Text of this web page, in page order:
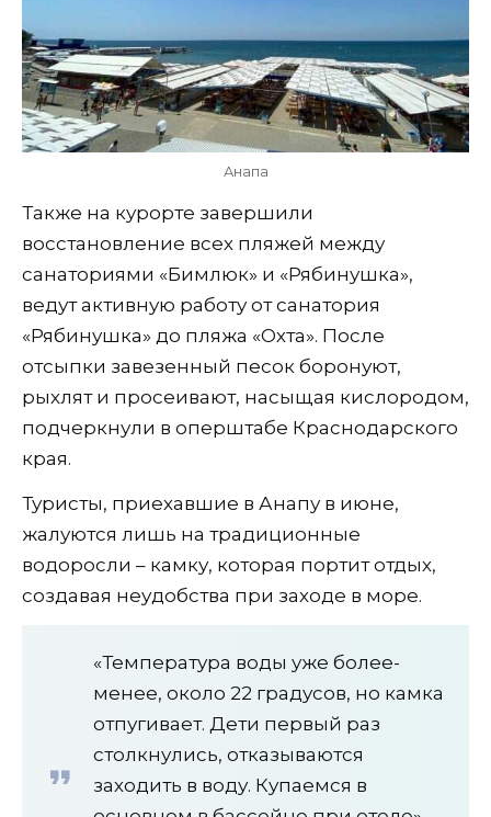
Анапа
Также на курорте завершили
восстановление всех пляжей между
санаториями «Бимлюк» и «Рябинушка»,
ведут активную работу от санатория
«Рябинушка» до пляжа «Охта». После
отсыпки завезенный песок боронуют,
рыхлят и просеивают, насыщая кислородом,
подчеркнули в оперштабе Краснодарского
края.
Туристы, приехавшие в Анапу в июне,
жалуются лишь на традиционные
водоросли – камку, которая портит отдых,
создавая неудобства при заходе в море.
«Температура воды уже более-
менее, около 22 градусов, но камка
отпугивает. Дети первый раз
столкнулись, отказываются
заходить в воду. Купаемся в